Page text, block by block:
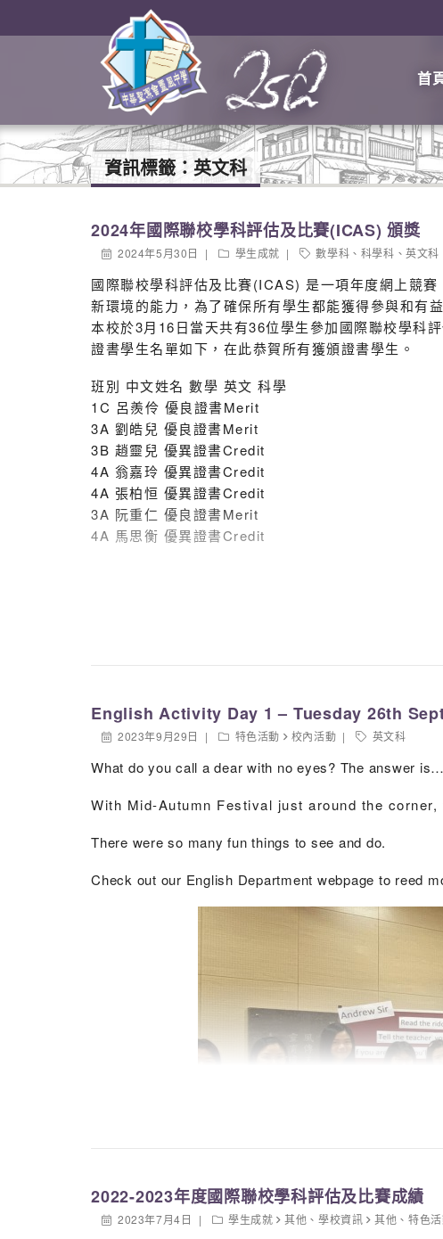
首
資訊標籤： 英文科
2024年國際聯校學科評估及比賽(ICAS) 頒獎
2024年5月30日 學生成就 數學科 、 科學科 、英文科
國際聯校學科評估及比賽(ICAS) 是一項年度網上競
新環境的能力，為了確保所有學生都能獲得參與和有
本校於3月16日當天共有36位學生參加國際聯校學科
證書學生名單如下，在此恭賀所有獲頒證書學生。
班別 中文姓名 數學 英文 科學
1C 呂羨伶 優良證書Merit
3A 劉皓兒 優良證書Merit
3B 趙靈兒 優異證書Credit
4A 翁嘉玲 優異證書Credit
4A 張柏恒 優異證書Credit
3A 阮重仁 優良證書Merit
4A 馬思衡 優異證書Credit
English Activity Day 1 – Tuesday 26th
2023年9月29日 特色活動 校內活動 英文科
What do you call a dear with no eyes? The answer
With Mid-Autumn Festival just around the
There were so many fun things to see and do.
Check out our English Department webpage to reed
2022-2023年度國際聯校學科評估及比賽成績
2023年7月4日 學生成就 其他 、 學校資訊 其他 、特色